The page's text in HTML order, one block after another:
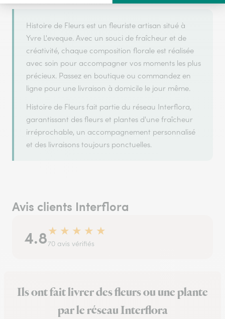
Histoire de Fleurs est un fleuriste artisan situé à
Yvre L'eveque. Avec un souci de fraîcheur et de
créativité, chaque composition florale est réalisée
avec soin pour accompagner vos moments les plus
précieux. Passez en boutique ou commandez en
ligne pour une livraison à domicile le jour même.
Histoire de Fleurs fait partie du réseau Interflora,
garantissant des fleurs et plantes d'une fraîcheur
irréprochable, un accompagnement personnalisé
et des livraisons toujours ponctuelles.
Avis clients Interflora
4.8★ ★ ★ ★ ★
70 avis vérifiés
Ils ont fait livrer des fleurs ou une plante
par le réseau Interflora